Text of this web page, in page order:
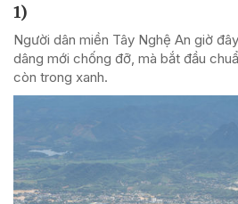
1)
Người dân miền Tây Nghệ An giờ
dâng mới chống đỡ, mà bắt đầu
còn trong xanh.